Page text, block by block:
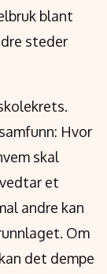
blant
steder
Hvor
skal
et
andre kan
Om
det dempe